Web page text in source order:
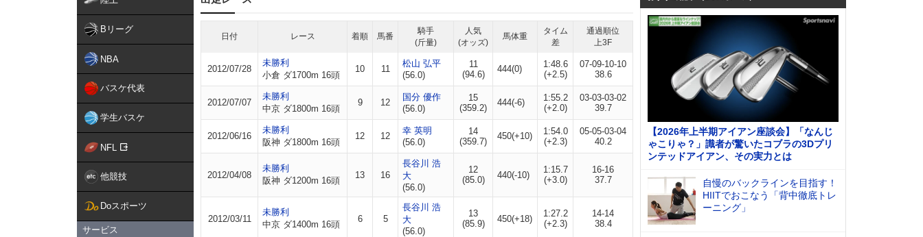
Bリーグ
NBA
バスケ代表
学生バスケ
NFL
他競技
Doスポーツ
サービス
日付 レース 着順 馬番
騎手
(斤量)
人気
(オッズ)
馬体重
タイム
差
通過順位
上3F
2012/07/28
未勝利
小倉 ダ1700m 16頭
10 11
松山 弘平
(56.0)
11
(94.6)
444(0)
1:48.6
(+2.5)
07-09-10-10
38.6
2012/07/07
未勝利
中京 ダ1800m 16頭
9 12
国分 優作
(56.0)
15
(359.2)
444(-6)
1:55.2
(+2.0)
03-03-03-02
39.7
2012/06/16
未勝利
阪神 ダ1800m 16頭
12 12
幸 英明
(56.0)
14
(359.7)
450(+10)
1:54.0
(+2.3)
05-05-03-04
40.2
2012/04/08
未勝利
阪神 ダ1200m 16頭
13 16
長谷川 浩
大
(56.0)
12
(85.0)
440(-10)
1:15.7
(+3.0)
16-16
37.7
2012/03/11
未勝利
中京 ダ1400m 16頭
6 5
長谷川 浩
大
(56.0)
13
(85.9)
450(+18)
1:27.2
(+2.3)
14-14
38.4
【2026年上半期アイアン座談会】「なんじ
ゃこりゃ？」識者が驚いたコブラの3Dプリ
ンテッドアイアン、その実力とは
自慢のバックラインを目指す！
HIITでおこなう「背中徹底トレ
ーニング」